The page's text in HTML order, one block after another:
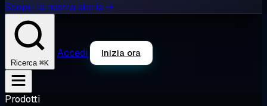
Scopri la nostra storia →
Ricerca ⌘K
Accedi Inizia ora
Prodotti